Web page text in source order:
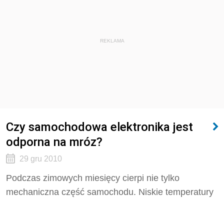
REKLAMA
Czy samochodowa elektronika jest
odporna na mróz?
29 gru 2010
Podczas zimowych miesięcy cierpi nie tylko
mechaniczna część samochodu. Niskie temperatury